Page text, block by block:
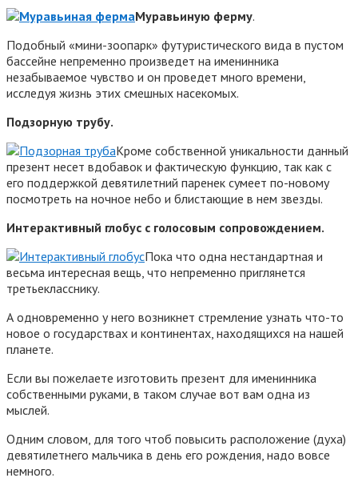
Муравьиную ферму.
Подобный «мини-зоопарк» футуристического вида в пустом
бассейне непременно произведет на именинника
незабываемое чувство и он проведет много времени,
исследуя жизнь этих смешных насекомых.
Подзорную трубу.
Кроме собственной уникальности данный
презент несет вдобавок и фактическую функцию, так как с
его поддержкой девятилетний паренек сумеет по-новому
посмотреть на ночное небо и блистающие в нем звезды.
Интерактивный глобус с голосовым сопровождением.
Пока что одна нестандартная и
весьма интересная вещь, что непременно приглянется
третьекласснику.
А одновременно у него возникнет стремление узнать что-то
новое о государствах и континентах, находящихся на нашей
планете.
Если вы пожелаете изготовить презент для именинника
собственными руками, в таком случае вот вам одна из
мыслей.
Одним словом, для того чтоб повысить расположение (духа)
девятилетнего мальчика в день его рождения, надо вовсе
немного.